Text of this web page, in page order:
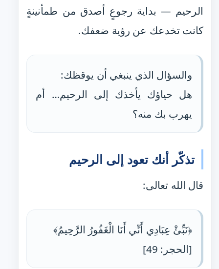
الرحيم — بداية رجوعٍ أصدق من طمأنينةٍ
كانت تخدعك عن رؤية ضعفك.
والسؤال الذي ينبغي أن يوقظك:
هل حياؤك يأخذك إلى الرحيم… أم
يهرب بك منه؟
تذكّر أنك تعود إلى الرحيم
قال الله تعالى:
﴿نَبِّئْ عِبَادِي أَنِّي أَنَا الْغَفُورُ الرَّحِيمُ﴾
[الحجر: 49]